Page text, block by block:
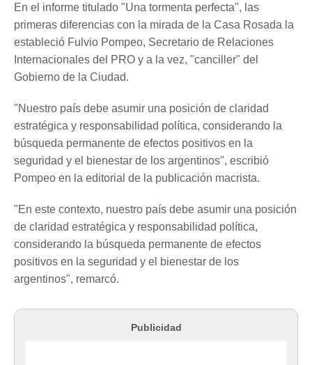
En el informe titulado "Una tormenta perfecta", las
primeras diferencias con la mirada de la Casa Rosada la
estableció Fulvio Pompeo, Secretario de Relaciones
Internacionales del PRO y a la vez, "canciller" del
Gobierno de la Ciudad.
"Nuestro país debe asumir una posición de claridad
estratégica y responsabilidad política, considerando la
búsqueda permanente de efectos positivos en la
seguridad y el bienestar de los argentinos", escribió
Pompeo en la editorial de la publicación macrista.
"En este contexto, nuestro país debe asumir una posición
de claridad estratégica y responsabilidad política,
considerando la búsqueda permanente de efectos
positivos en la seguridad y el bienestar de los
argentinos", remarcó.
Publicidad